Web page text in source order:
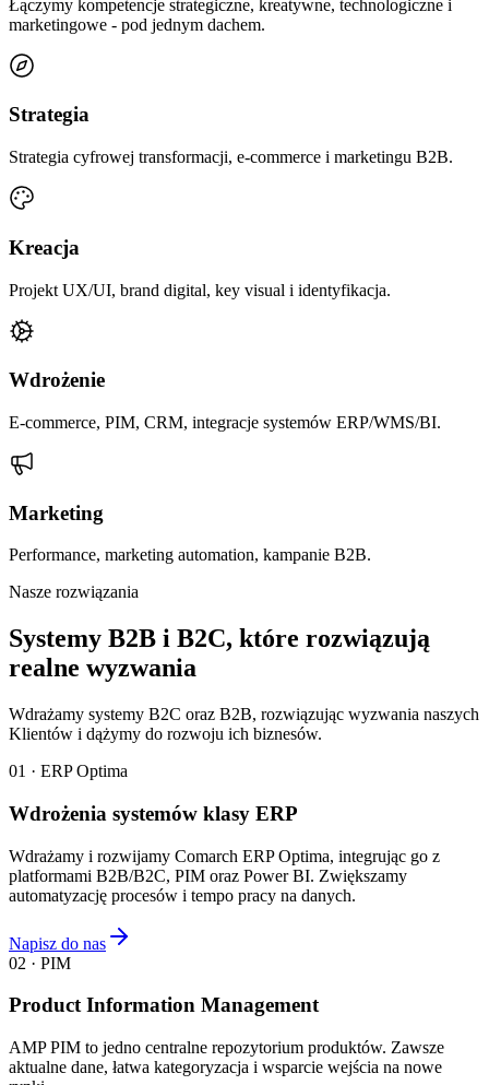
Łączymy kompetencje strategiczne, kreatywne, technologiczne i
marketingowe - pod jednym dachem.
Strategia
Strategia cyfrowej transformacji, e-commerce i marketingu B2B.
Kreacja
Projekt UX/UI, brand digital, key visual i identyfikacja.
Wdrożenie
E-commerce, PIM, CRM, integracje systemów ERP/WMS/BI.
Marketing
Performance, marketing automation, kampanie B2B.
Nasze rozwiązania
Systemy B2B i B2C, które rozwiązują
realne wyzwania
Wdrażamy systemy B2C oraz B2B, rozwiązując wyzwania naszych
Klientów i dążymy do rozwoju ich biznesów.
01 · ERP Optima
Wdrożenia systemów klasy ERP
Wdrażamy i rozwijamy Comarch ERP Optima, integrując go z
platformami B2B/B2C, PIM oraz Power BI. Zwiększamy
automatyzację procesów i tempo pracy na danych.
Napisz do nas
02 · PIM
Product Information Management
AMP PIM to jedno centralne repozytorium produktów. Zawsze
aktualne dane, łatwa kategoryzacja i wsparcie wejścia na nowe